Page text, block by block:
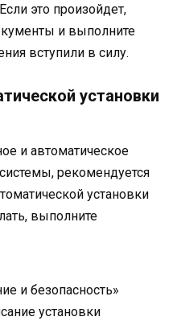
это произойдет,
и выполните
вступили в силу.
установки
и автоматическое
рекомендуется
установки
выполните
и безопасность»
установки